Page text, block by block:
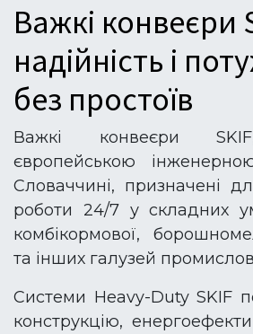
Важкі конвеєри
надійність і
без простоїв
Важкі конвеєри
європейською
Словаччині, призначені
роботи 24/7 у складних
комбікормової,
та інших галузей
Системи Heavy-Duty SKIF
конструкцію,